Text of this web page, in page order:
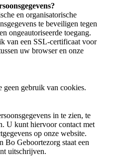
en organisatorische
te beveiligen tegen
ongeautoriseerde toegang.
van een SSL-certificaat voor
uw browser en onze
geen gebruik van cookies.
in te zien, te
U kunt hiervoor contact met
op onze website.
Bo Geboortezorg staat een
uitschrijven.